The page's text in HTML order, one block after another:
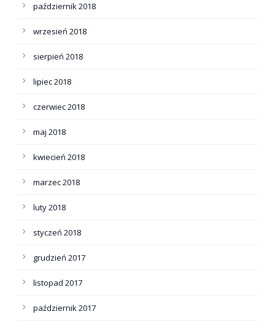
październik 2018
wrzesień 2018
sierpień 2018
lipiec 2018
czerwiec 2018
maj 2018
kwiecień 2018
marzec 2018
luty 2018
styczeń 2018
grudzień 2017
listopad 2017
październik 2017